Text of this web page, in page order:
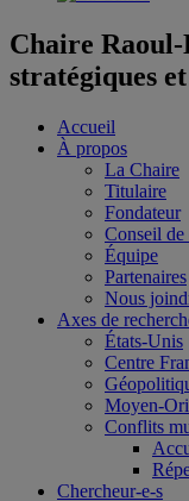
Chaire Raoul-
stratégiques
Accueil
À propos
La Chaire
Titulaire
Fondateur
Conseil
Équipe
Partenaires
Nous
Axes de
États-Unis
Centre
Moyen-
Conflits
Chercheur-e-s